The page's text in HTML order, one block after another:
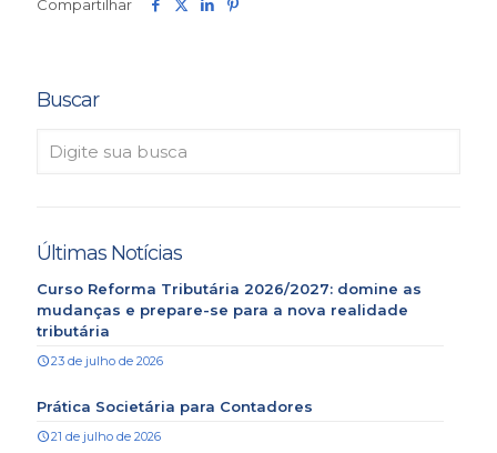
Compartilhar
Buscar
Últimas Notícias
Curso Reforma Tributária 2026/2027: domine as
mudanças e prepare-se para a nova realidade
tributária
23 de julho de 2026
Prática Societária para Contadores
21 de julho de 2026